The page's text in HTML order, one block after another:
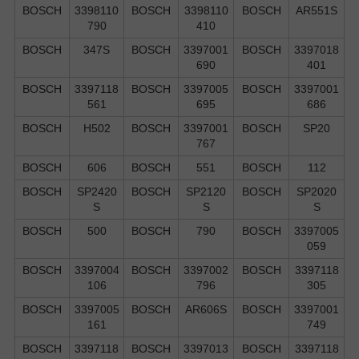
BOSCH
3398110
790
BOSCH
3398110
410
BOSCH AR551S
BOSCH 347S BOSCH
3397001
690
BOSCH
3397018
401
BOSCH
3397118
561
BOSCH
3397005
695
BOSCH
3397001
686
BOSCH
H502 BOSCH
3397001
767
BOSCH SP20
BOSCH 606 BOSCH 551 BOSCH
112
BOSCH
SP2420
S
BOSCH
SP2120
S
BOSCH
SP2020
S
BOSCH
500 BOSCH 790 BOSCH
3397005
059
BOSCH
3397004
106
BOSCH
3397002
796
BOSCH
3397118
305
BOSCH
3397005
161
BOSCH AR606S BOSCH
3397001
749
BOSCH
3397118
BOSCH
3397013
BOSCH
3397118